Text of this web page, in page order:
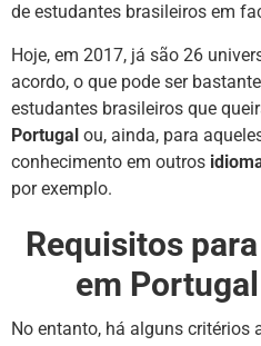
de estudantes brasileiros em
Hoje, em 2017, já são 26
acordo, o que pode ser
estudantes brasileiros que
Portugal ou, ainda, para
conhecimento em outros
por exemplo.
Requisitos
em
No entanto, há alguns critérios